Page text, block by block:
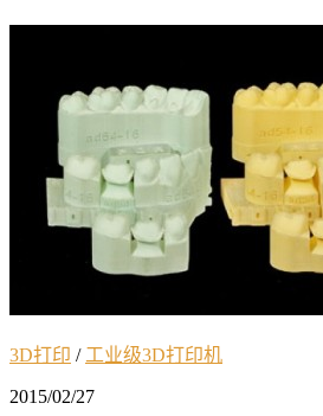
3D打印 / 工业级3D打印机
2015/02/27